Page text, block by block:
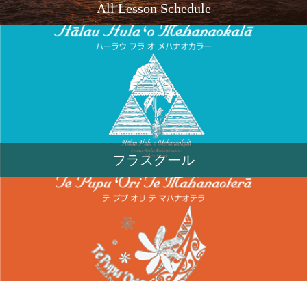
All Lesson Schedule
フラスクール